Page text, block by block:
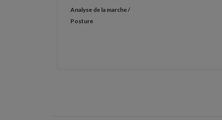
Analyse de la marche /
Posture